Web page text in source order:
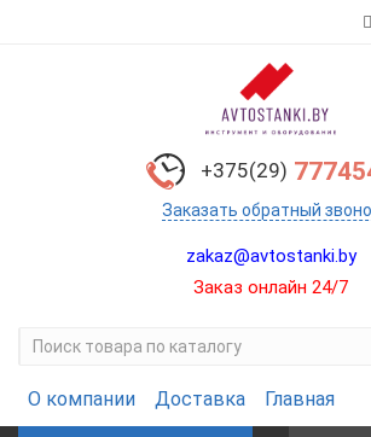
+375(29)
Заказать обратный
zakaz@avtostanki.by
Заказ онлайн 24/7
О компании Доставка Главная